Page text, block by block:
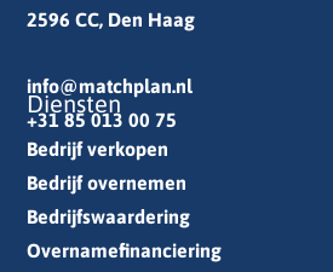
2596 CC, Den Haag
info@matchplan.nl
+31 85 013 00 75
Diensten
Bedrijf verkopen
Bedrijf overnemen
Bedrijfswaardering
Overnamefinanciering